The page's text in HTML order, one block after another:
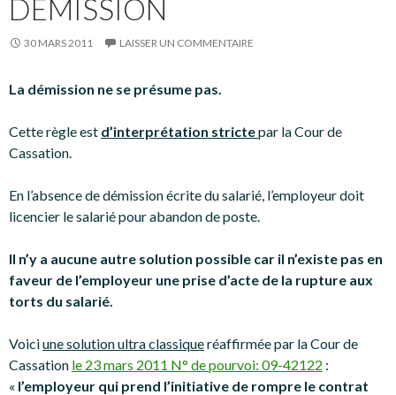
DÉMISSION
30 MARS 2011 LAISSER UN COMMENTAIRE
La démission ne se présume pas.
Cette règle est d’interprétation strictepar la Cour de
Cassation.
En l’absence de démission écrite du salarié, l’employeur doit
licencier le salarié pour abandon de poste.
Il n’y a aucune autre solution possible car il n’existe pas en
faveur de l’employeur une prise d’acte de la rupture aux
torts du salarié.
Voiciune solution ultra classiqueréaffirmée par la Cour de
Cassation le 23 mars 2011 N° de pourvoi: 09-42122 :
« l’employeur qui prend l’initiative de rompre le contrat